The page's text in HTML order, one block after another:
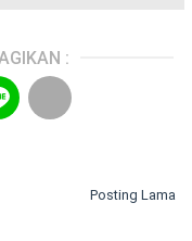
:
Posting Lama